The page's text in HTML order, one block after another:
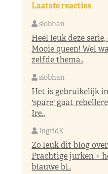
Laatste reacties
siobhan
Heel leuk deze
Mooie queen! Wel
zelfde thema..
siobhan
Het is gebruikelijk
'spare' gaat
Ire..
IngridK
Zo leuk dit blog
Prachtige jurken +
blauwe bl..